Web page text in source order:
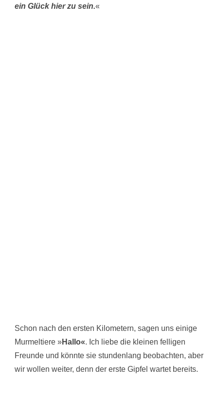
ein Glück hier zu sein.«
Schon nach den ersten Kilometern, sagen uns einige
Murmeltiere »Hallo«. Ich liebe die kleinen felligen
Freunde und könnte sie stundenlang beobachten, aber
wir wollen weiter, denn der erste Gipfel wartet bereits.